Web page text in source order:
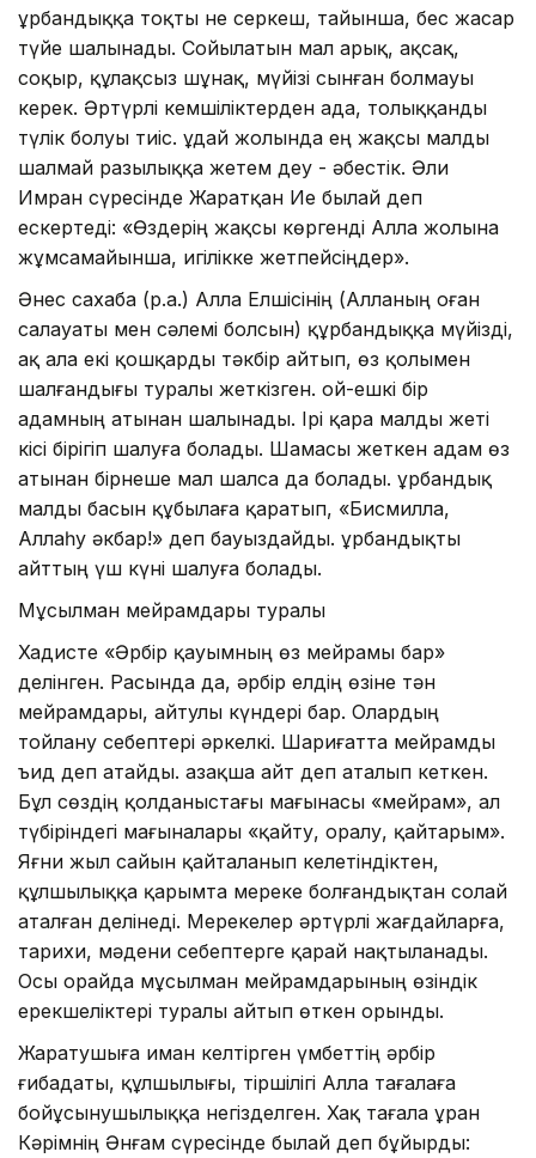
Құрбандыққа тоқты не серкеш, тайынша, бес жасар
түйе шалынады. Сойылатын мал арық, ақсақ,
соқыр, құлақсыз шұнақ, мүйізі сынған болмауы
керек. Әртүрлі кемшіліктерден ада, толыққанды
түлік болуы тиіс. Құдай жолында ең жақсы малды
шалмай разылыққа жетем деу - әбестік. Әли
Имран сүресінде Жаратқан Ие былай деп
ескертеді: «Өздерің жақсы көргенді Алла жолына
жұмсамайынша, игілікке жетпейсіңдер».
Әнес сахаба (р.а.) Алла Елшісінің (Алланың оған
салауаты мен сәлемі болсын) құрбандыққа мүйізді,
ақ ала екі қошқарды тәкбір айтып, өз қолымен
шалғандығы туралы жеткізген. Қой-ешкі бір
адамның атынан шалынады. Ірі қара малды жеті
кісі бірігіп шалуға болады. Шамасы жеткен адам өз
атынан бірнеше мал шалса да болады. Құрбандық
малды басын құбылаға қаратып, «Бисмилла,
Аллаһу әкбар!» деп бауыздайды. Құрбандықты
айттың үш күні шалуға болады.
Мұсылман мейрамдары туралы
Хадисте «Әрбір қауымның өз мейрамы бар»
делінген. Расында да, әрбір елдің өзіне тән
мейрамдары, айтулы күндері бар. Олардың
тойлану себептері әркелкі. Шариғатта мейрамды
ъид деп атайды. Қазақша айт деп аталып кеткен.
Бұл сөздің қолданыстағы мағынасы «мейрам», ал
түбіріндегі мағыналары «қайту, оралу, қайтарым».
Яғни жыл сайын қайталанып келетіндіктен,
құлшылыққа қарымта мереке болғандықтан солай
аталған делінеді. Мерекелер әртүрлі жағдайларға,
тарихи, мәдени себептерге қарай нақтыланады.
Осы орайда мұсылман мейрамдарының өзіндік
ерекшеліктері туралы айтып өткен орынды.
Жаратушыға иман келтірген үмбеттің әрбір
ғибадаты, құлшылығы, тіршілігі Алла тағалаға
бойұсынушылыққа негізделген. Хақ тағала Құран
Кәрімнің Әнғам сүресінде былай деп бұйырды: